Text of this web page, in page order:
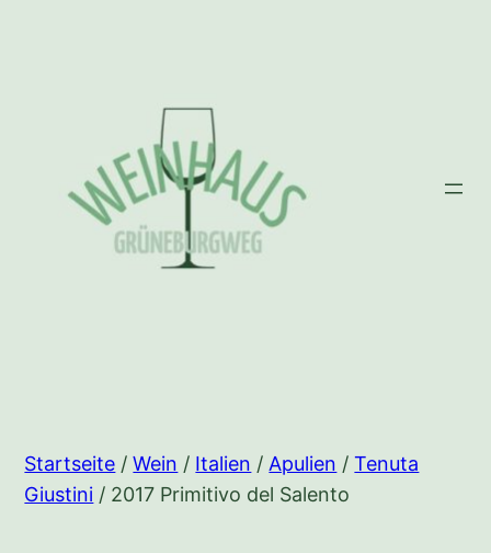
Startseite /Wein / Italien /Apulien /Tenuta
Giustini / 2017 Primitivo del Salento